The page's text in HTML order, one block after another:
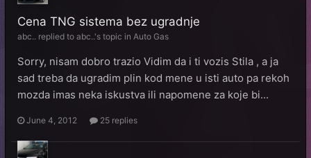
Cena TNG sistema bez ugradnje
abc.. replied to abc..'s topic in Auto Gas
Sorry, nisam dobro trazio Vidim da i ti vozis Stila , a ja
sad treba da ugradim plin kod mene u isti auto pa rekoh
mozda imas neka iskustva ili napomene za koje bi...
June 4, 2012 25 replies